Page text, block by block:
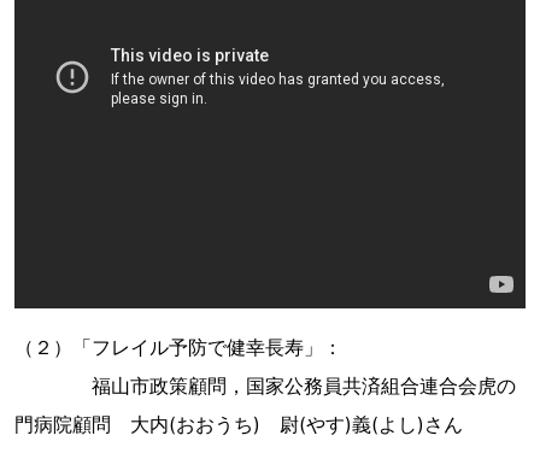
（２）「フレイル予防で健幸長寿」：
福山市政策顧問，国家公務員共済組合連合会虎の
門病院顧問 大内(おおうち) 尉(やす)義(よし)さん